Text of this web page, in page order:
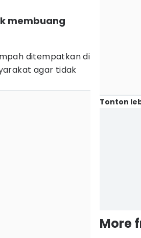
membuang
ditempatkan di
agar tidak
Tonton
More